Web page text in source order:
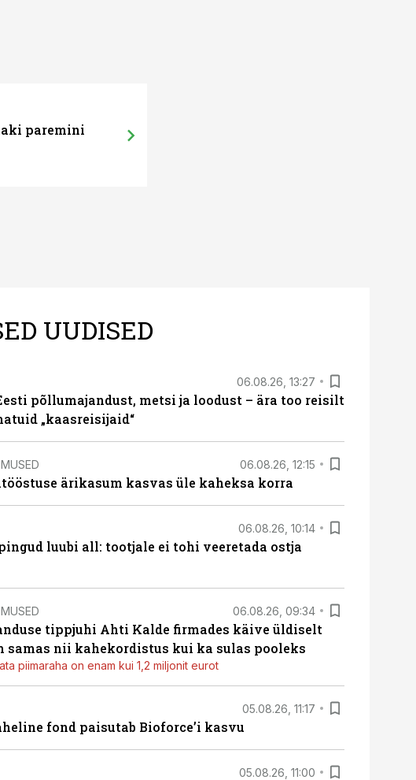
paremini
UUDISED
06.08.26, 13:27
põllumajandust, metsi ja loodust – ära too reisilt
„kaasreisijaid“
06.08.26, 12:15
ärikasum kasvas üle kaheksa korra
06.08.26, 10:14
luubi all: tootjale ei tohi veeretada ostja
06.08.26, 09:34
tippjuhi Ahti Kalde firmades käive üldiselt
samas nii kahekordistus kui ka sulas pooleks
piimaraha on enam kui 1,2 miljonit eurot
05.08.26, 11:17
fond paisutab Bioforce’i kasvu
05.08.26, 11:00